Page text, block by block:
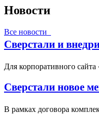
Новости
Все новости
Сверстали и
Для корпоративного
Сверстали новое
В рамках договора